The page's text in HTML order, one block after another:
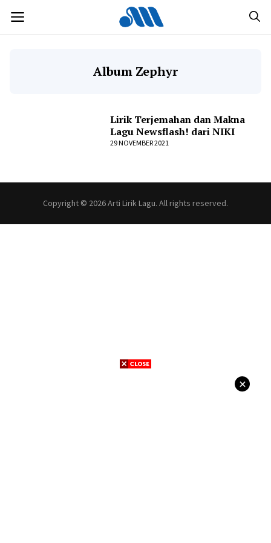
isi
MENU
Album Zephyr
Lirik Terjemahan dan Makna
Lagu Newsflash! dari NIKI
29 NOVEMBER 2021
Copyright © 2026 Arti Lirik Lagu. All rights reserved.